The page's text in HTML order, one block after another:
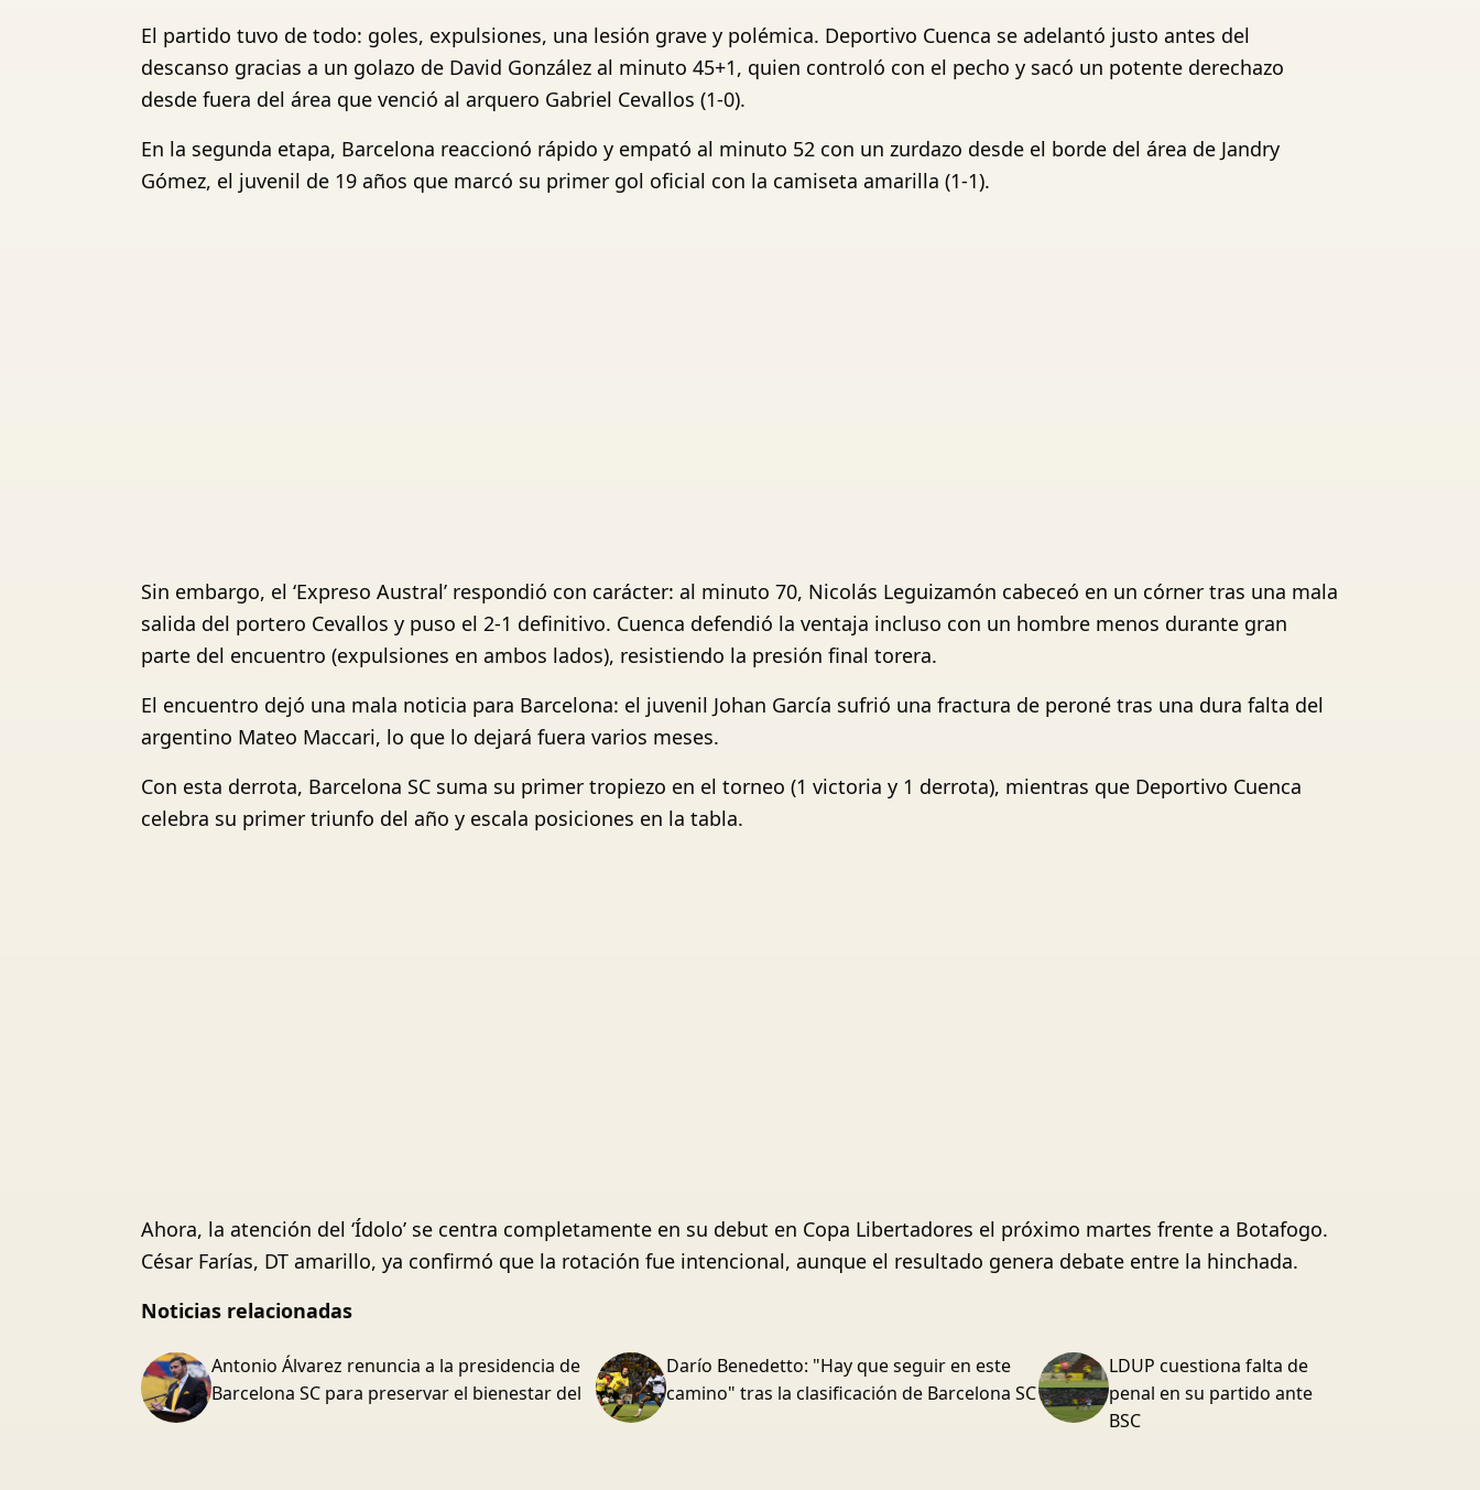
El partido tuvo de todo: goles, expulsiones, una lesión grave y polémica. Deportivo Cuenca se adelantó justo antes del
descanso gracias a un golazo de David González al minuto 45+1, quien controló con el pecho y sacó un potente derechazo
desde fuera del área que venció al arquero Gabriel Cevallos (1-0).
En la segunda etapa, Barcelona reaccionó rápido y empató al minuto 52 con un zurdazo desde el borde del área de Jandry
Gómez, el juvenil de 19 años que marcó su primer gol oficial con la camiseta amarilla (1-1).
Sin embargo, el ‘Expreso Austral’ respondió con carácter: al minuto 70, Nicolás Leguizamón cabeceó en un córner tras una mala
salida del portero Cevallos y puso el 2-1 definitivo. Cuenca defendió la ventaja incluso con un hombre menos durante gran
parte del encuentro (expulsiones en ambos lados), resistiendo la presión final torera.
El encuentro dejó una mala noticia para Barcelona: el juvenil Johan García sufrió una fractura de peroné tras una dura falta del
argentino Mateo Maccari, lo que lo dejará fuera varios meses.
Con esta derrota, Barcelona SC suma su primer tropiezo en el torneo (1 victoria y 1 derrota), mientras que Deportivo Cuenca
celebra su primer triunfo del año y escala posiciones en la tabla.
Ahora, la atención del ‘Ídolo’ se centra completamente en su debut en Copa Libertadores el próximo martes frente a Botafogo.
César Farías, DT amarillo, ya confirmó que la rotación fue intencional, aunque el resultado genera debate entre la hinchada.
Noticias relacionadas
Antonio Álvarez renuncia a la presidencia de
Barcelona SC para preservar el bienestar del
Darío Benedetto: "Hay que seguir en este
camino" tras la clasificación de Barcelona SC
LDUP cuestiona falta de
penal en su partido ante
BSC